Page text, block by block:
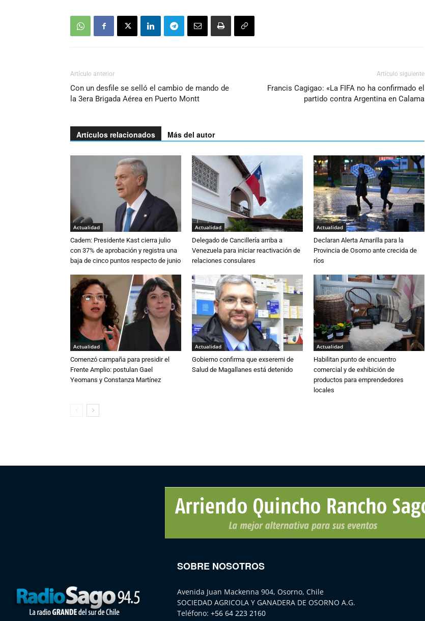
Artículo anterior
Con un desfile se selló el cambio de mando de
la 3era Brigada Aérea en Puerto Montt
Artículo siguiente
Francis Cagigao: «La FIFA no ha confirmado el
partido contra Argentina en Calama
Artículos relacionados Más del autor
Actualidad
Cadem: Presidente Kast cierra julio
con 37% de aprobación y registra una
baja de cinco puntos respecto de junio
Actualidad
Delegado de Cancillería arriba a
Venezuela para iniciar reactivación de
relaciones consulares
Actualidad
Declaran Alerta Amarilla para la
Provincia de Osorno ante crecida de
ríos
Actualidad
Comenzó campaña para presidir el
Frente Amplio: postulan Gael
Yeomans y Constanza Martínez
Actualidad
Gobierno confirma que exseremi de
Salud de Magallanes está detenido
Actualidad
Habilitan punto de encuentro
comercial y de exhibición de
productos para emprendedores
locales
SOBRE NOSOTROS
Avenida Juan Mackenna 904, Osorno, Chile
SOCIEDAD AGRICOLA Y GANADERA DE OSORNO A.G.
Teléfono: +56 64 223 2160